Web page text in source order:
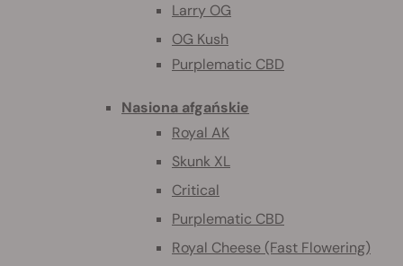
Larry OG
OG Kush
Purplematic CBD
Nasiona afgańskie
Royal AK
Skunk XL
Critical
Purplematic CBD
Royal Cheese (Fast Flowering)